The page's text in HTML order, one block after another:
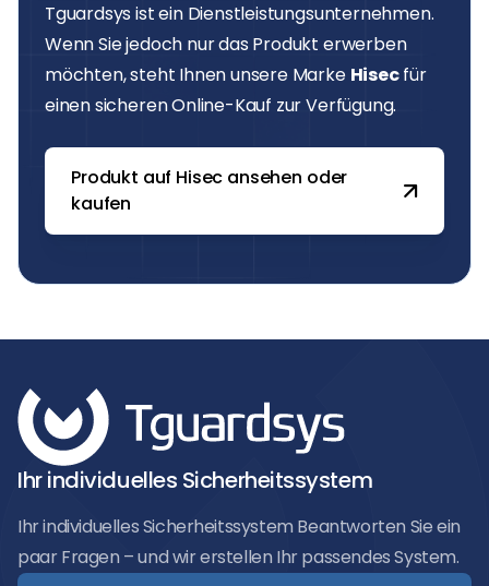
Tguardsys ist ein Dienstleistungsunternehmen.
Wenn Sie jedoch nur das Produkt erwerben
möchten, steht Ihnen unsere Marke Hisecfür
einen sicheren Online-Kauf zur Verfügung.
Produkt auf Hisec ansehen oder
kaufen
Ihr individuelles Sicherheitssystem
Ihr individuelles Sicherheitssystem Beantworten Sie ein
paar Fragen – und wir erstellen Ihr passendes System.